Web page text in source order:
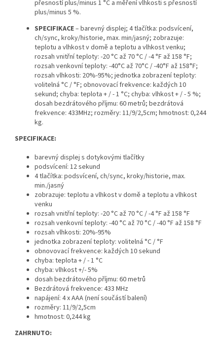
přesností plus/minus 1 °C a měření vlhkosti s přesností
plus/minus 5 %.
SPECIFIKACE– barevný displej; 4 tlačítka: podsvícení,
ch/sync, kroky/historie, max. min/jasný; zobrazuje:
teplotu a vlhkost v domě a teplotu a vlhkost venku;
rozsah vnitřní teploty: -20 °C až 70 °C / -4 °F až 158 °F;
rozsah venkovní teploty: -40°C až 70°C / -40°F až 158°F;
rozsah vlhkosti: 20%-95%; jednotka zobrazení teploty:
volitelná °C / °F; obnovovací frekvence: každých 10
sekund; chyba: teplota + / - 1 °C; chyba: vlhkost + / - 5 %;
dosah bezdrátového příjmu: 60 metrů; bezdrátová
frekvence: 433MHz; rozměry: 11/9/2,5cm; hmotnost: 0,244
kg.
SPECIFIKACE:
barevný displej s dotykovými tlačítky
podsvícení: 12 sekund
4 tlačítka: podsvícení, ch/sync, kroky/historie, max.
min./jasný
zobrazuje: teplotu a vlhkost v domě a teplotu a vlhkost
venku
rozsah vnitřní teploty: -20 °C až 70 °C / -4 °F až 158 °F
rozsah venkovní teploty: -40 °C až 70 °C / -40 °F až 158 °F
rozsah vlhkosti: 20%-95%
jednotka zobrazení teploty: volitelná °C / °F
obnovovací frekvence: každých 10 sekund
chyba: teplota + / - 1 °C
chyba: vlhkost +/- 5%
dosah bezdrátového příjmu: 60 metrů
Bezdrátová frekvence: 433 MHz
napájení: 4 x AAA (není součástí balení)
rozměry: 11/9/2,5cm
hmotnost: 0,244 kg
ZAHRNUTO: